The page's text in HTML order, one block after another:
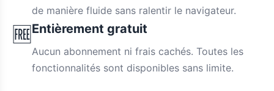
de manière fluide sans ralentir le navigateur.
🆓Entièrement gratuit
Aucun abonnement ni frais cachés. Toutes les
fonctionnalités sont disponibles sans limite.